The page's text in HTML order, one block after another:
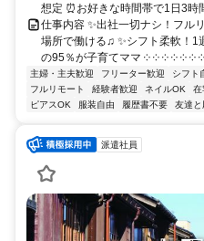
想定 ⏰お好きな時間帯で1日3時
仕事内容 ✨出社一切ナシ！フル
場所で働ける♫ ✨シフト柔軟！1
の95％が子育てママ ༶ ༶ ༶ ༶ ༶ ༶
主婦・主夫歓迎 フリーター歓迎 シフト
フルリモート
経験者歓迎 ネイルOK 在
ピアスOK
服装自由 履歴書不要 友達
派遣社員